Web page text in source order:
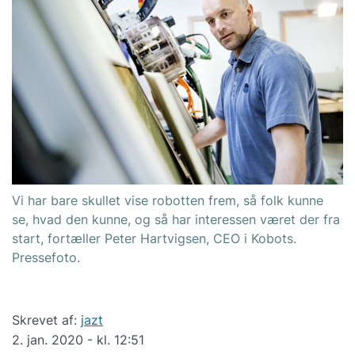
Vi har bare skullet vise robotten frem, så folk kunne
se, hvad den kunne, og så har interessen været der fra
start, fortæller Peter Hartvigsen, CEO i Kobots.
Pressefoto.
Skrevet af: jazt
2. jan. 2020 - kl. 12:51